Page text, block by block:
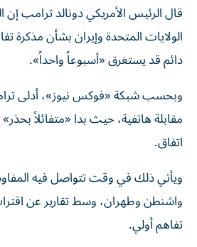
قال الرئيس الأمريكي دونالد ترامب إن
الولايات المتحدة وإيران بشأن
دائم قد يستغرق «أسبوعاً واحداً».
وبحسب شبكة «فوكس نيوز»، أدلى
مقابلة هاتفية، حيث بدا «متفائلاً
اتفاق.
ويأتي ذلك في وقت تتواصل فيه
واشنطن وطهران، وسط تقارير عن
تفاهم أولي.